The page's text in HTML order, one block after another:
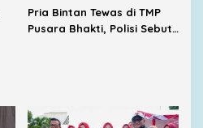
Orang Tua Jangan Takut
Melapor
Pria Bintan Tewas di TMP
Pusara Bhakti, Polisi Sebut